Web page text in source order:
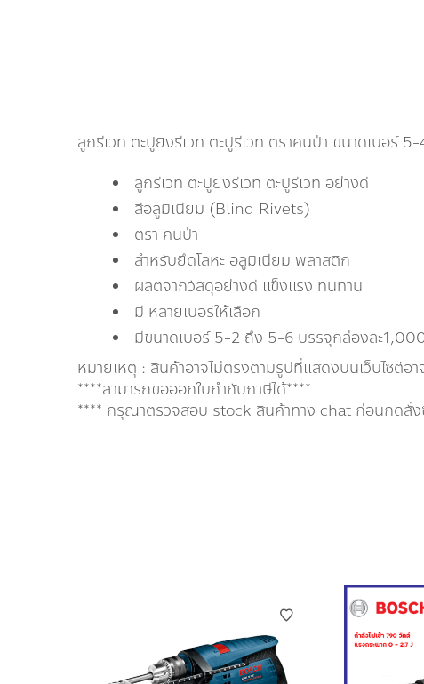
ลูกรีเวท ตะปูยิงรีเวท ตะปูรีเวท ตราคนป่า ขนาดเบอ
ลูกรีเวท ตะปูยิงรีเวท ตะปูรีเวท อย่างดี
สีอลูมิเนียม (Blind Rivets)
ตรา คนป่า
สำหรับยึดโลหะ อลูมิเนียม พลาสติก
ผลิตจากวัสดุอย่างดี แข็งแรง ทนทาน
มี หลายเบอร์ให้เลือก
มีขนาดเบอร์ 5-2 ถึง 5-6 บรรจุกล่องละ
หมายเหตุ : สินค้าอาจไม่ตรงตามรูปที่แสดงบนเว็บไซต์อ
****สามารถขอออกใบกำกับภาษีได้****
**** กรุณาตรวจสอบ stock สินค้าทาง chat ก่อนกดสั่